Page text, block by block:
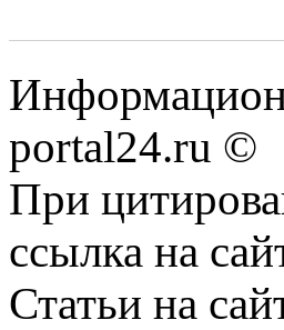
portal24.ru ©
При
ссылка на
Статьи на